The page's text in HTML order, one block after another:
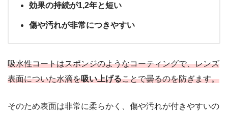
効果の持続が1,2年と短い
傷や汚れが非常につきやすい
吸水性コートはスポンジのようなコーティングで、レンズ
表面についた水滴を吸い上げることで曇るのを防ぎます。
そのため表面は非常に柔らかく、傷や汚れが付きやすいの